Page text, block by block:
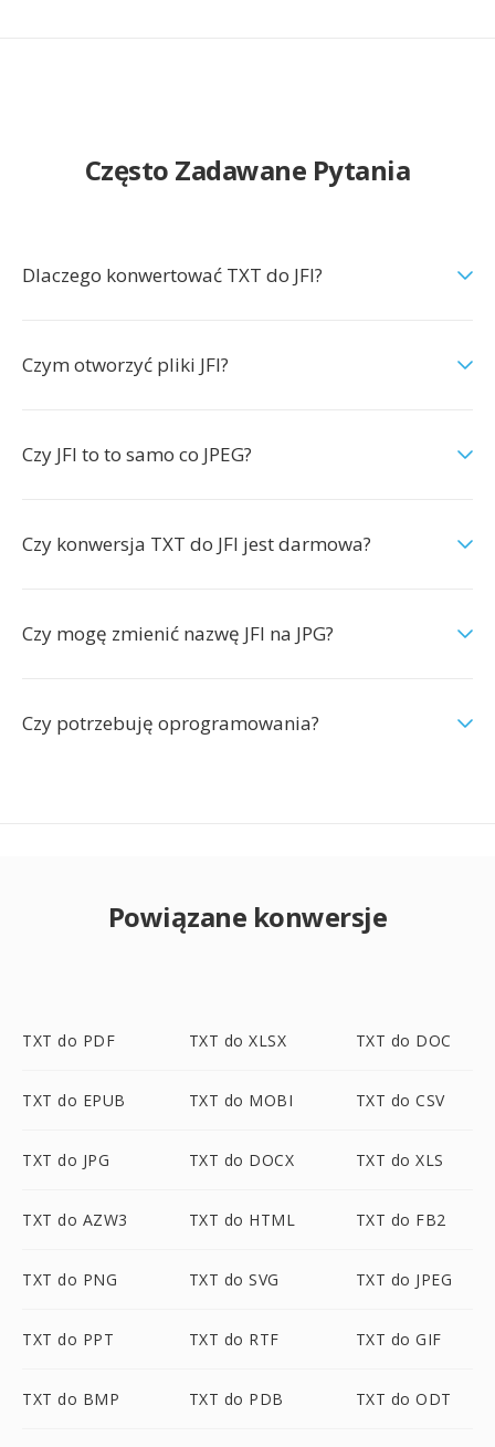
Często Zadawane Pytania
Dlaczego konwertować TXT do JFI?
Czym otworzyć pliki JFI?
Czy JFI to to samo co JPEG?
Czy konwersja TXT do JFI jest darmowa?
Czy mogę zmienić nazwę JFI na JPG?
Czy potrzebuję oprogramowania?
Powiązane konwersje
TXT do PDF TXT do XLSX TXT do DOC
TXT do EPUB TXT do MOBI TXT do CSV
TXT do JPG TXT do DOCX TXT do XLS
TXT do AZW3 TXT do HTML TXT do FB2
TXT do PNG TXT do SVG TXT do JPEG
TXT do PPT TXT do RTF TXT do GIF
TXT do BMP TXT do PDB TXT do ODT